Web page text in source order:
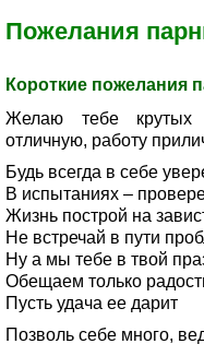
Пожелания
Короткие пожелания
Желаю тебе крутых
отличную, работу
Будь всегда в себе
В испытаниях –
Жизнь построй на
Не встречай в пути
Ну а мы тебе в твой
Обещаем только
Пусть удача ее дарит
Позволь себе много,